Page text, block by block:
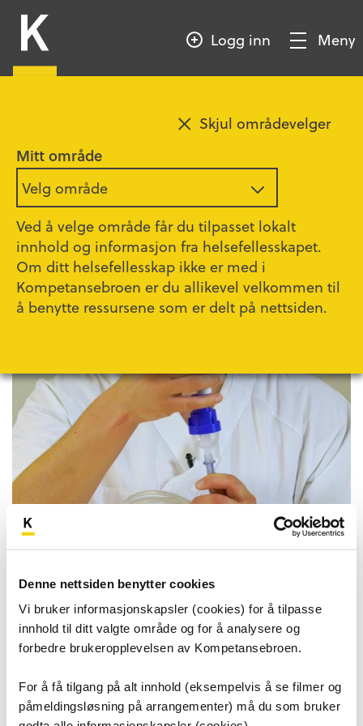
Denne nettsiden benytter cookies
Vi bruker informasjonskapsler (cookies) for å tilpasse
innhold til ditt valgte område og for å analysere og
forbedre brukeropplevelsen av Kompetansebroen.
For å få tilgang på alt innhold (eksempelvis å se filmer og
påmeldingsløsning på arrangementer) må du som bruker
Mitt område
Velg område
Ved å velge område får du tilpasset lokalt
innhold og informasjon fra helsefellesskapet.
Om ditt helsefellesskap ikke er med i
Kompetansebroen er du allikevel velkommen til
å benytte ressursene som er delt på nettsiden.
Skjul områdevelger
HOVEDINNHOLD
KompetansebroenLogg inn
Vis/SkjulMeny
Forstøver Philips Respironics
Seksjonsoverlege og medisinsk ansvarlig Anne
Siri Gløersen, lungemedisinsk avdeling, Ahus
Sykepleiere
Ca. 10 min
Forstøversystemet Philips Respironics brukes til
Målgruppen er sykepleiere.
Forstøver Philips Respironics